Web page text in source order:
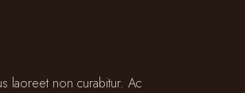
laoreet non curabitur. Ac